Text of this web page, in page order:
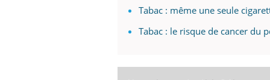
Tabac : même une seule
Tabac : le risque de cancer